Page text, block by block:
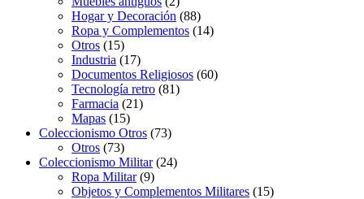
Hogar y Decoración (88)
Ropa y Complementos (14)
Otros (15)
Industria (17)
Documentos Religiosos (60)
Tecnología retro (81)
Farmacia (21)
Mapas (15)
Coleccionismo Otros (73)
Otros (73)
Coleccionismo Militar(24)
Ropa Militar(9)
Objetos y Complementos Militares (15)